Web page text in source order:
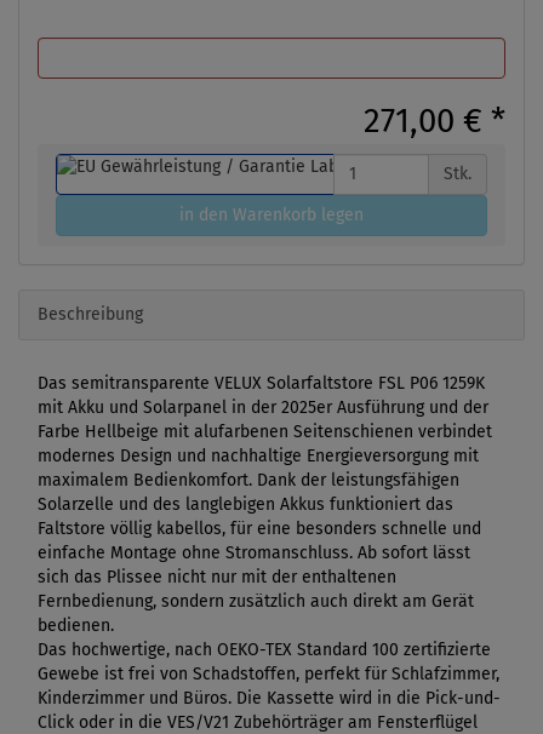
271,00 € *
Stk.
in den Warenkorb legen
Beschreibung
Das semitransparente VELUX Solarfaltstore FSL P06 1259K
mit Akku und Solarpanel in der 2025er Ausführung und der
Farbe Hellbeige mit alufarbenen Seitenschienen verbindet
modernes Design und nachhaltige Energieversorgung mit
maximalem Bedienkomfort. Dank der leistungsfähigen
Solarzelle und des langlebigen Akkus funktioniert das
Faltstore völlig kabellos, für eine besonders schnelle und
einfache Montage ohne Stromanschluss. Ab sofort lässt
sich das Plissee nicht nur mit der enthaltenen
Fernbedienung, sondern zusätzlich auch direkt am Gerät
bedienen.
Das hochwertige, nach OEKO-TEX Standard 100 zertifizierte
Gewebe ist frei von Schadstoffen, perfekt für Schlafzimmer,
Kinderzimmer und Büros. Die Kassette wird in die Pick-und-
Click oder in die VES/V21 Zubehörträger am Fensterflügel